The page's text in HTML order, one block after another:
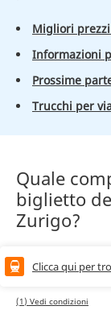
Migliori
Informazioni
Prossime
Trucchi per
Quale
biglietto
Zurigo?
Clicca qui per
(1) Vedi condizioni